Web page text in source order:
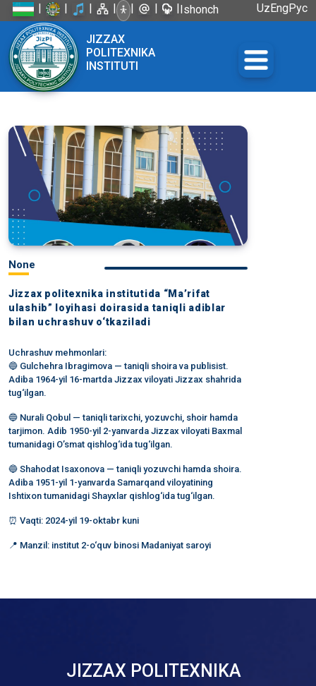
| | | | | | |Ishonch
UzEngРус
JIZZAX
POLITEXNIKA
INSTITUTI
None
Jizzax politexnika institutida “Ma’rifat
ulashib” loyihasi doirasida taniqli adiblar
bilan uchrashuv o‘tkaziladi
Uchrashuv mehmonlari:
🔵 Gulchehra Ibragimova — taniqli shoira va publisist.
Adiba 1964-yil 16-martda Jizzax viloyati Jizzax shahrida
tug‘ilgan.
🔵 Nurali Qobul — taniqli tarixchi, yozuvchi, shoir hamda
tarjimon. Adib 1950-yil 2-yanvarda Jizzax viloyati Baxmal
tumanidagi O’smat qishlog‘ida tug‘ilgan.
🔵 Shahodat Isaxonova — taniqli yozuvchi hamda shoira.
Adiba 1951-yil 1-yanvarda Samarqand viloyatining
Ishtixon tumanidagi Shayxlar qishlog‘ida tug‘ilgan.
⏰ Vaqti: 2024-yil 19-oktabr kuni
📍 Manzil: institut 2-o‘quv binosi Madaniyat saroyi
JIZZAX POLITEXNIKA